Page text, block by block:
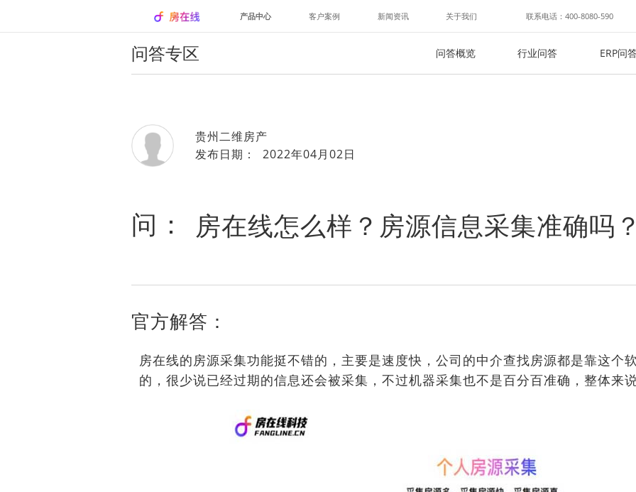
产品中心 客户案例 新闻资讯 关于我们 联系电话：400-8080-590
问答专区 问答概览 行业问答 ERP问
贵州二维房产
发布日期： 2022年04月02日
问： 房在线怎么样？房源信息采集准确吗
官方解答：
房在线的房源采集功能挺不错的，主要是速度快，公司的中介查找房源都是靠这个
的，很少说已经过期的信息还会被采集，不过机器采集也不是百分百准确，整体来